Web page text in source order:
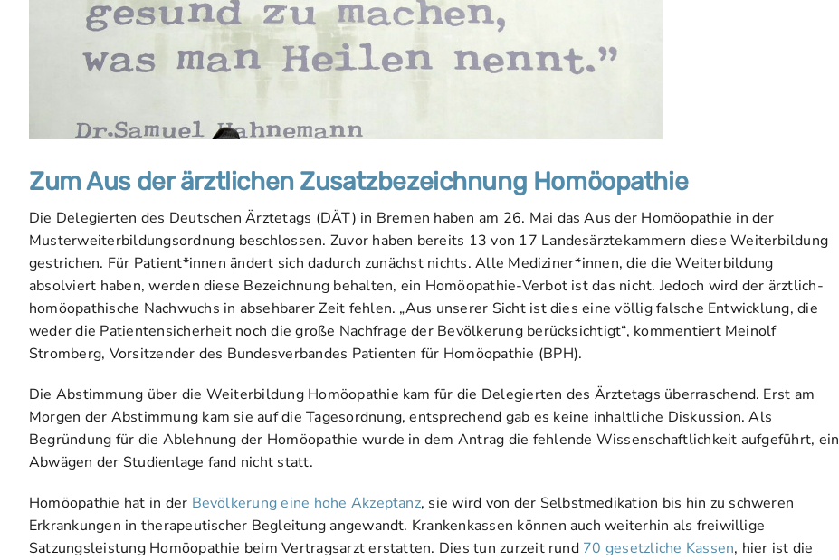
Zum Aus der ärztlichen Zusatzbezeichnung Homöopathie
Die Delegierten des Deutschen Ärztetags (DÄT) in Bremen haben am 26. Mai das Aus der Homöopathie in der
Musterweiterbildungsordnung beschlossen. Zuvor haben bereits 13 von 17 Landesärztekammern diese Weiterbildung
gestrichen. Für Patient*innen ändert sich dadurch zunächst nichts. Alle Mediziner*innen, die die Weiterbildung
absolviert haben, werden diese Bezeichnung behalten, ein Homöopathie-Verbot ist das nicht. Jedoch wird der ärztlich-
homöopathische Nachwuchs in absehbarer Zeit fehlen. „Aus unserer Sicht ist dies eine völlig falsche Entwicklung, die
weder die Patientensicherheit noch die große Nachfrage der Bevölkerung berücksichtigt“, kommentiert Meinolf
Stromberg, Vorsitzender des Bundesverbandes Patienten für Homöopathie (BPH).
Die Abstimmung über die Weiterbildung Homöopathie kam für die Delegierten des Ärztetags überraschend. Erst am
Morgen der Abstimmung kam sie auf die Tagesordnung, entsprechend gab es keine inhaltliche Diskussion. Als
Begründung für die Ablehnung der Homöopathie wurde in dem Antrag die fehlende Wissenschaftlichkeit aufgeführt, ein
Abwägen der Studienlage fand nicht statt.
Homöopathie hat in der Bevölkerung eine hohe Akzeptanz, sie wird von der Selbstmedikation bis hin zu schweren
Erkrankungen in therapeutischer Begleitung angewandt. Krankenkassen können auch weiterhin als freiwillige
Satzungsleistung Homöopathie beim Vertragsarzt erstatten. Dies tun zurzeit rund 70 gesetzliche Kassen, hier ist die